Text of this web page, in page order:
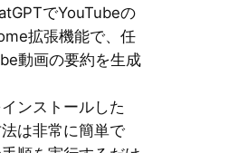
でYouTubeの
拡張機能で、任
動画の要約を生成
ンストールした
は非常に簡単で